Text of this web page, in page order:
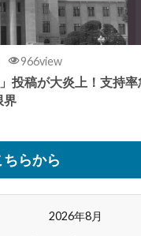
966view
投稿が大炎上！支持率
界
らから
2026年8月